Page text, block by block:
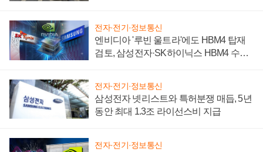
전자·전기·정보통신
엔비디아 '루빈 울트라'에도 HBM4 탑재
검토, 삼성전자·SK하이닉스 HBM4 수율
전자·전기·정보통신
삼성전자 넷리스트와 특허분쟁 매듭, 5년
동안 최대 1.3조 라이선스비 지급
전자·전기·정보통신